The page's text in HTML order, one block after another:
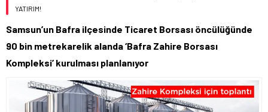
BİST
YATIRIM!
Samsun’un Bafra ilçesinde Ticaret Borsası öncülüğünde
90 bin metrekarelik alanda ‘Bafra Zahire Borsası
Kompleksi’ kurulması planlanıyor